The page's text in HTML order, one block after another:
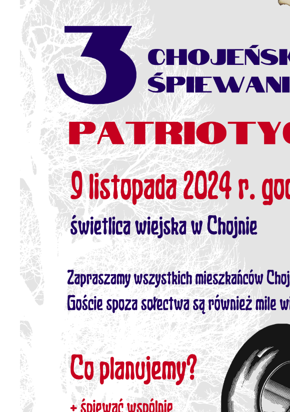
Ustawienia
Szanujemy Twoją
je wszystkie. W
Niezbędne
Niezbędne pliki cookies
i umożliwiają Ci
Pliki cookies
dostosowania Twoich
formularzy. Dzięki plikom
Więcej